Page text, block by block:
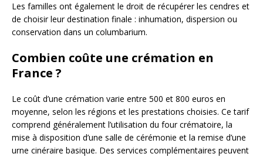
Les familles ont également le droit de récupérer les cendres et
de choisir leur destination finale : inhumation, dispersion ou
conservation dans un columbarium.
Combien coûte une crémation en
France ?
Le coût d’une crémation varie entre 500 et 800 euros en
moyenne, selon les régions et les prestations choisies. Ce tarif
comprend généralement l’utilisation du four crématoire, la
mise à disposition d’une salle de cérémonie et la remise d’une
urne cinéraire basique. Des services complémentaires peuvent